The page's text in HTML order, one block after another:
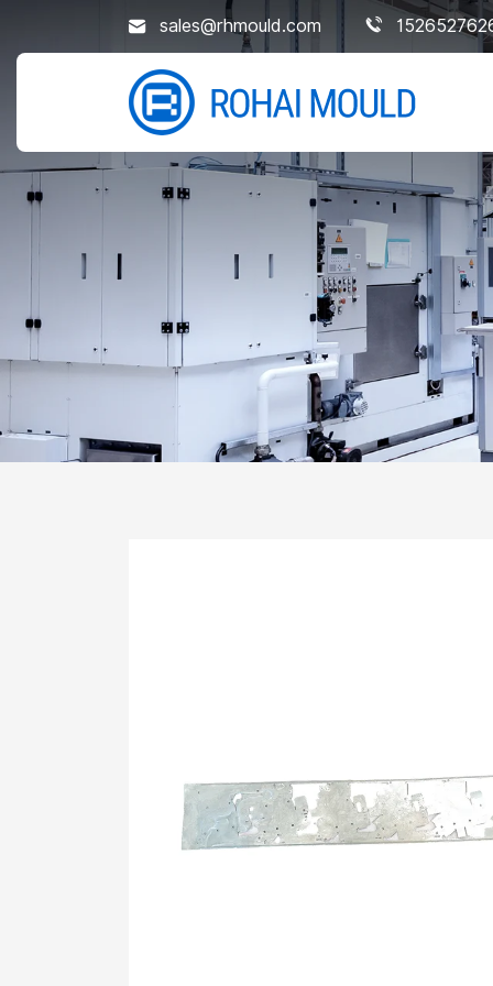
sales@rhmould.com